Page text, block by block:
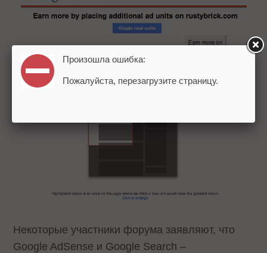
Некоторые участники форума заявляют, что
Google AdSense и Google Search –
Произошла ошибка:
Пожалуйста, перезагрузите страницу.